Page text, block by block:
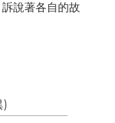
說著各自的故
)